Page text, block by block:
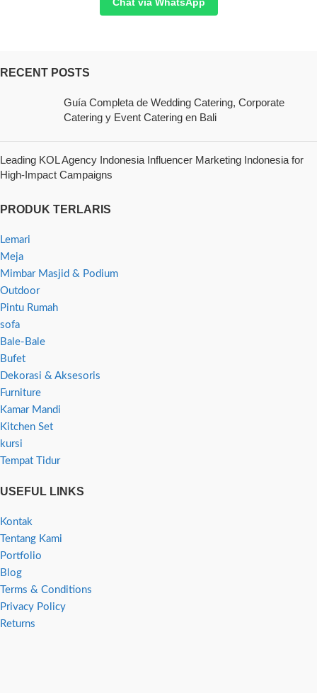
RECENT POSTS
Guía Completa de Wedding Catering, Corporate
Catering y Event Catering en Bali
Leading KOL Agency Indonesia Influencer Marketing Indonesia for
High-Impact Campaigns
PRODUK TERLARIS
Lemari
Meja
Mimbar Masjid & Podium
Outdoor
Pintu Rumah
sofa
Bale-Bale
Bufet
Dekorasi & Aksesoris
Furniture
Kamar Mandi
Kitchen Set
kursi
Tempat Tidur
USEFUL LINKS
Kontak
Tentang Kami
Portfolio
Blog
Terms & Conditions
Privacy Policy
Returns